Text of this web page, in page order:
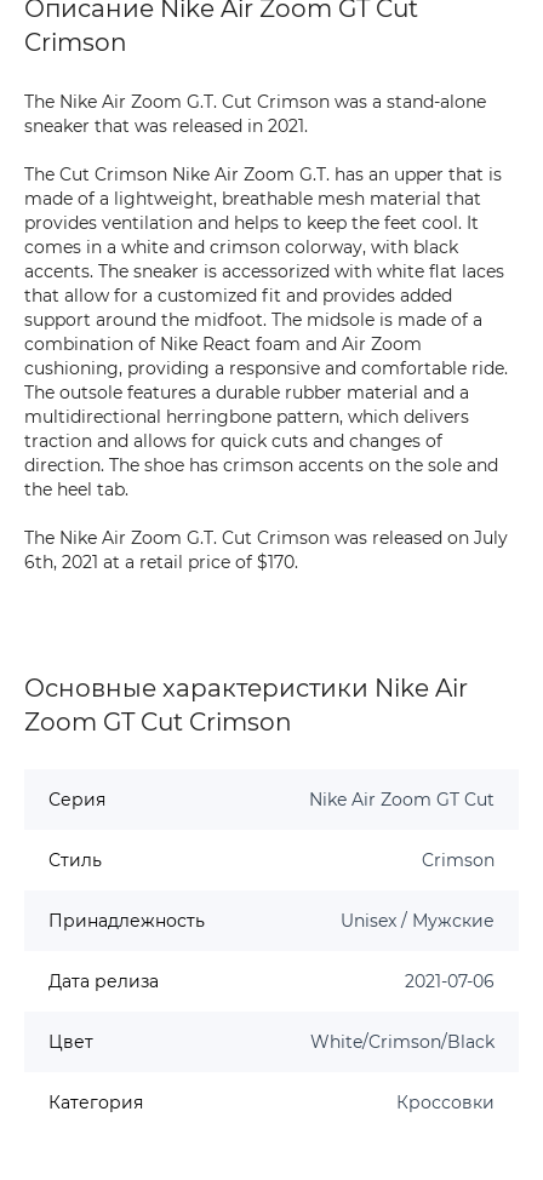
Описание Nike Air Zoom GT Cut
Crimson
The Nike Air Zoom G.T. Cut Crimson was a stand-alone
sneaker that was released in 2021.
The Cut Crimson Nike Air Zoom G.T. has an upper that is
made of a lightweight, breathable mesh material that
provides ventilation and helps to keep the feet cool. It
comes in a white and crimson colorway, with black
accents. The sneaker is accessorized with white flat laces
that allow for a customized fit and provides added
support around the midfoot. The midsole is made of a
combination of Nike React foam and Air Zoom
cushioning, providing a responsive and comfortable ride.
The outsole features a durable rubber material and a
multidirectional herringbone pattern, which delivers
traction and allows for quick cuts and changes of
direction. The shoe has crimson accents on the sole and
the heel tab.
The Nike Air Zoom G.T. Cut Crimson was released on July
6th, 2021 at a retail price of $170.
Основные характеристики Nike Air
Zoom GT Cut Crimson
Серия Nike Air Zoom GT Cut
Стиль Crimson
Принадлежность Unisex / Мужские
Дата релиза 2021-07-06
Цвет White/Crimson/Black
Категория Кроссовки